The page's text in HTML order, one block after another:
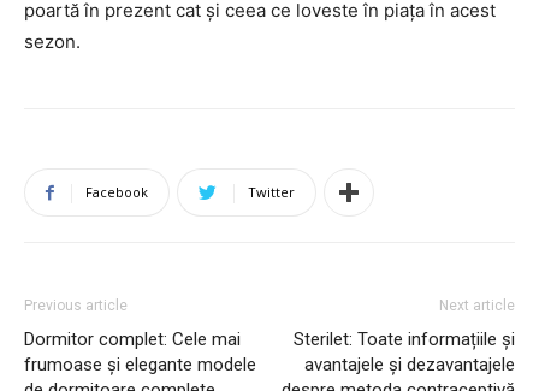
poartă în prezent cat și ceea ce loveste în piața în acest
sezon.
Facebook Twitter
Previous article
Dormitor complet: Cele mai
frumoase și elegante modele
Next article
Sterilet: Toate informațiile și
avantajele și dezavantajele